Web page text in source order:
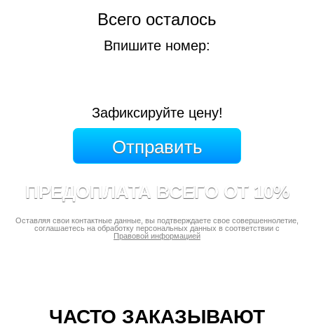
Всего осталось
Впишите номер:
Зафиксируйте цену!
ПРЕДОПЛАТА ВСЕГО ОТ 10%
Оставляя свои контактные данные, вы подтверждаете свое совершеннолетие,
соглашаетесь на обработку персональных данных в соответствии с
Правовой информацией
ЧАСТО ЗАКАЗЫВАЮТ